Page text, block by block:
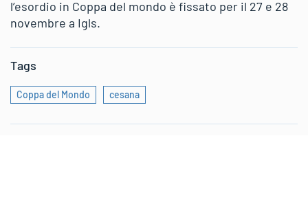
l’esordio in Coppa del mondo è fissato per il 27 e 28
novembre a Igls.
Tags
Coppa del Mondo cesana